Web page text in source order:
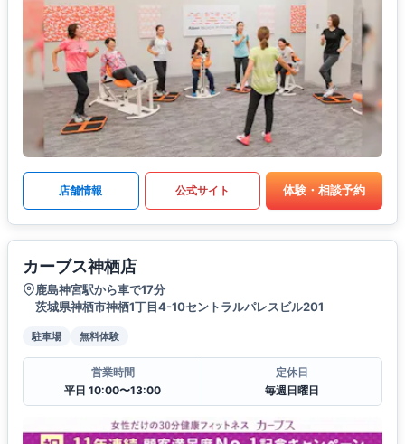
店舗情報 公式サイト 体験・相談予約
カーブス神栖店
鹿島神宮駅から車で17分
茨城県神栖市神栖1丁目4-10セントラルパレスビル201
駐車場 無料体験
営業時間
平日 10:00〜13:00
定休日
毎週日曜日